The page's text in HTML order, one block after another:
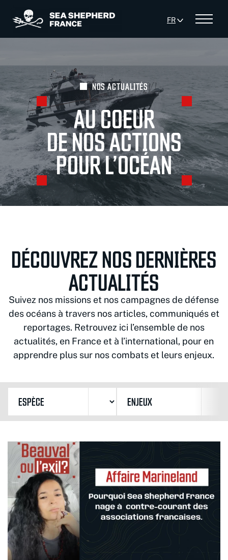
FR Menu
NOS ACTUALITÉS
AU COEUR
DE NOS ACTIONS
POUR L’OCÉAN
DÉCOUVREZ NOS DERNIÈRES
ACTUALITÉS
Suivez nos missions et nos campagnes de défense
des océans à travers nos articles, communiqués et
reportages. Retrouvez ici l’ensemble de nos
actualités, en France et à l’international, pour en
apprendre plus sur nos combats et leurs enjeux.